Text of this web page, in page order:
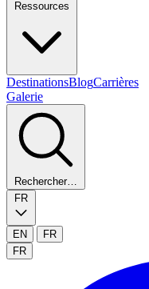
DestinationsBlogCarrières
Galerie
Rechercher…
FR
EN
FR
FR